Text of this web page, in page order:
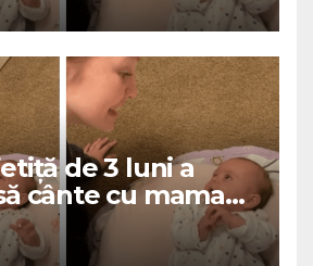
de 3 luni a
cânte cu mama
milioane de